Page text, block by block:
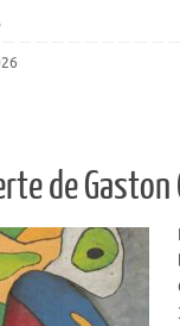
de Gaston